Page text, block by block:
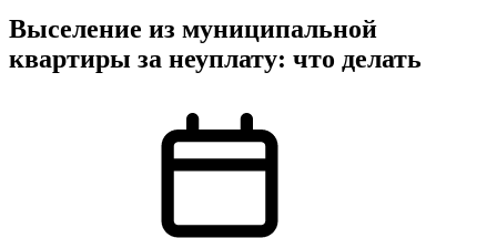
Выселение из муниципальной
квартиры за неуплату: что делать